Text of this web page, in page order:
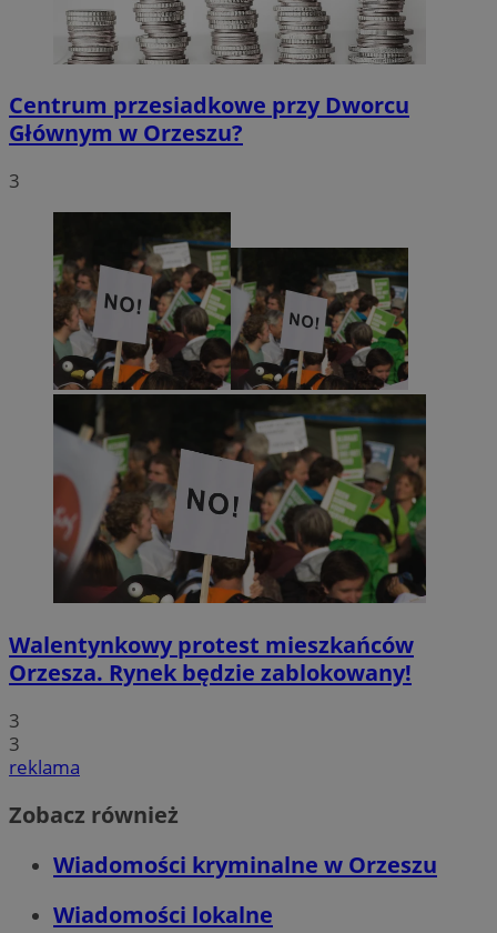
Centrum przesiadkowe przy Dworcu
Głównym w Orzeszu?
3
Walentynkowy protest mieszkańców
Orzesza. Rynek będzie zablokowany!
3
3
reklama
Zobacz również
Wiadomości kryminalne w Orzeszu
Wiadomości lokalne